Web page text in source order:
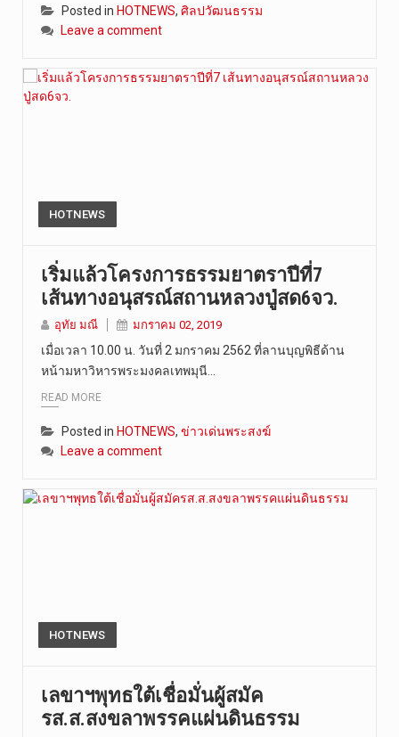
Posted in HOTNEWS, ศิลปวัฒนธรรม
Leave a comment
HOTNEWS
เริ่มแล้วโครงการธรรมยาตราปีที่7
เส้นทางอนุสรณ์สถานหลวงปู่สด6จว.
อุทัย มณี มกราคม 02, 2019
เมื่อเวลา 10.00 น. วันที่ 2 มกราคม 2562 ที่ลานบุญพิธีด้าน
หน้ามหาวิหารพระมงคลเทพมุนี…
READ MORE
Posted in HOTNEWS, ข่าวเด่นพระสงฆ์
Leave a comment
HOTNEWS
เลขาฯพุทธใต้เชื่อมั่นผู้สมัค
รส.ส.สงขลาพรรคแผ่นดินธรรม